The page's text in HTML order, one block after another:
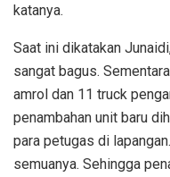
katanya.
Saat ini dikatakan
sangat bagus.
amrol dan 11 truck
penambahan unit baru
para petugas di
semuanya. Sehingga